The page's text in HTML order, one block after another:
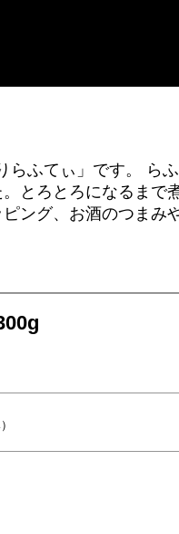
ふてぃ」です。 ら
とろとろになるまで
ング、お酒のつまみ